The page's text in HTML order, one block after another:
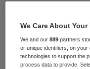
Steeds vaker
van onderzoek,
patiënt is
We Care About Your
We and our889 partners
or unique identifiers, on
technologies to support the
process data to provide.